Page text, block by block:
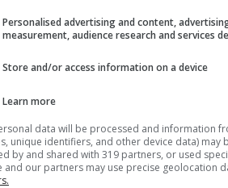
Tatarelli incontra i
per cercare una
enormi difficoltà
14 Marzo 2015
Personalised advertising and content,
measurement, audience research and services
Store and/or access information on a device
Learn more
data will be processed and information
unique identifiers, and other device data) may
by and shared with 319 partners, or used
and our partners may use precise geolocation